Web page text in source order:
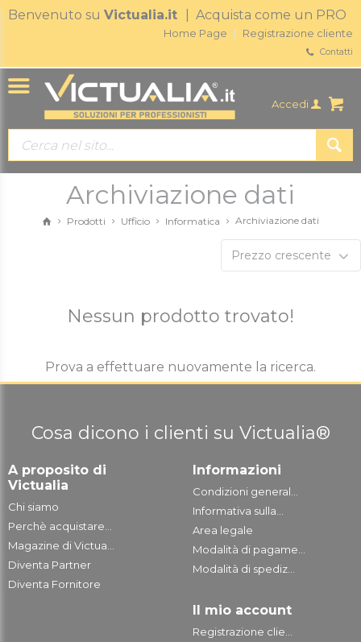
Benvenuto su Victualia.it | Acquista come un PRO
Home Page Registrazione cliente
Contatti
Accedi
Archiviazione dati
Prodotti Ufficio Informatica Archiviazione dati
Prezzo crescente
Nessun prodotto trovato!
Prova a effettuare nuovamente la ricerca.
Cosa dicono i clienti su Victualia®
A proposito di
Victualia
Chi siamo
Perchè acquistare...
Magazine di Victua...
Diventa Partner
Diventa Fornitore
Informazioni
Condizioni general...
Informativa sulla...
Area legale
Modalità di pagame...
Modalità di spediz...
Il mio account
Registrazione clie...